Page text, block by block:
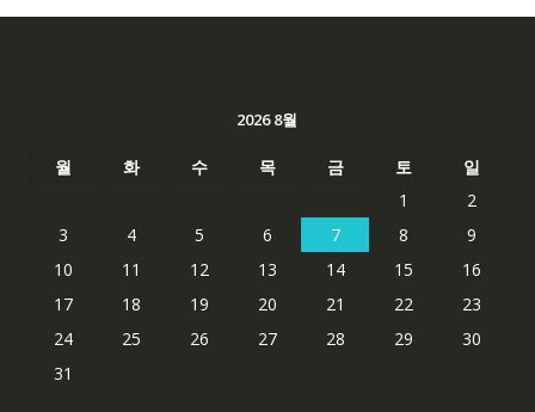
2026 8월
월 화 수 목 금 토
일
1
2
3
4 5 6 7 8
9
10
11 12 13 14 15
16
17
18 19 20 21 22
23
24
25 26 27 28 29
30
31